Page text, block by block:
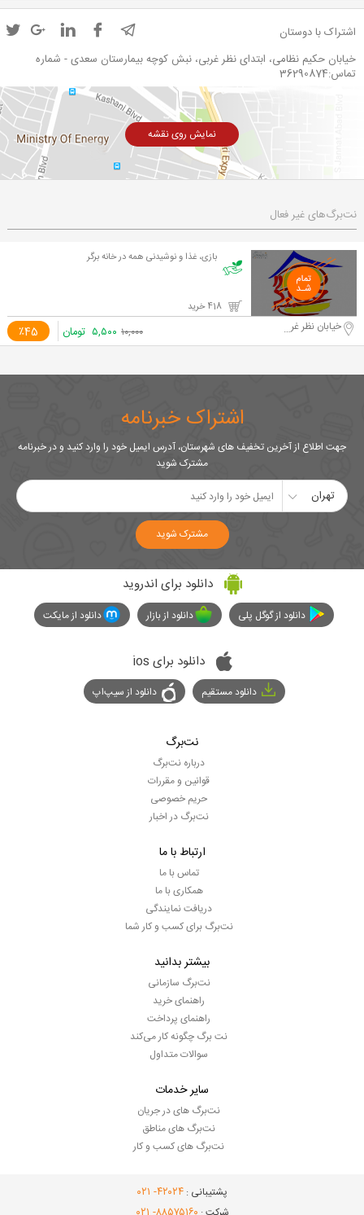
اشتراک با دوستان
خیابان حکیم نظامی، ابتدای نظر غربی، نبش کوچه بیمارستان سعدی - شماره
تماس:36290874
نمایش روی نقشه
نت‌برگ‌های غیر فعال
بازی، غذا و نوشیدنی همه در خانه برگر
٪45 خیابان نظر غربی ۱۰,۰۰۰ ۵,۵۰۰ تومان
اشتراک خبرنامه
جهت اطلاع از آخرین تخفیف های شهرستان، آدرس ایمیل خود را وارد کنید و در خبرنامه
مشترک شوید
تهران
مشترک شوید
دانلود برای اندروید
دانلود از گوگل پلی دانلود از بازار دانلود از مایکت
دانلود برای ios
دانلود مستقیم دانلود از سیپ‌اپ
نت‌برگ
درباره نت‌برگ
قوانین و مقررات
حریم خصوصی
نت‌برگ در اخبار
ارتباط با ما
تماس با ما
همکاری با ما
دریافت نمایندگی
نت‌برگ برای کسب و کار شما
بیشتر بدانید
نت‌برگ سازمانی
راهنمای خرید
راهنمای پرداخت
نت برگ چگونه کار می‌کند
سوالات متداول
سایر خدمات
نت‌برگ های در جریان
نت‌برگ های مناطق
نت‌برگ های کسب و کار
پشتیبانی : ۴۲۰۲۴- ۰۲۱